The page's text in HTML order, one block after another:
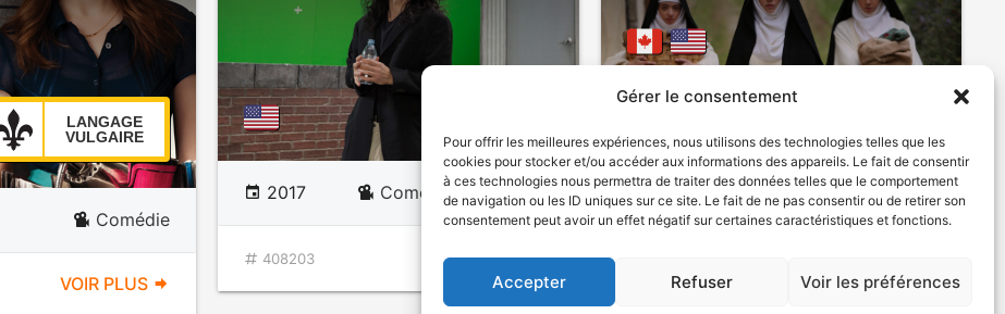
Gérer le consentement
Pour offrir les meilleures expériences, nous utilisons des technologies telles que les
cookies pour stocker et/ou accéder aux informations des appareils. Le fait de consentir
à ces technologies nous permettra de traiter des données telles que le comportement
de navigation ou les ID uniques sur ce site. Le fait de ne pas consentir ou de retirer son
consentement peut avoir un effet négatif sur certaines caractéristiques et fonctions.
Accepter Refuser Voir les préférences
2017 Comédie dramatique
408203 VOIR PLUS
ÉROTISME
LANGAGE
2016 Comédie fantaisiste
LANGAGE
VULGAIRE
Comédie
VOIR PLUS